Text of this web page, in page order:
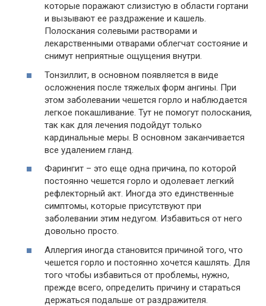
которые поражают слизистую в области гортани
и вызывают ее раздражение и кашель.
Полоскания солевыми растворами и
лекарственными отварами облегчат состояние и
снимут неприятные ощущения внутри.
Тонзиллит, в основном появляется в виде
осложнения после тяжелых форм ангины. При
этом заболевании чешется горло и наблюдается
легкое покашливание. Тут не помогут полоскания,
так как для лечения подойдут только
кардинальные меры. В основном заканчивается
все удалением гланд.
Фарингит – это еще одна причина, по которой
постоянно чешется горло и одолевает легкий
рефлекторный акт. Иногда это единственные
симптомы, которые присутствуют при
заболевании этим недугом. Избавиться от него
довольно просто.
Аллергия иногда становится причиной того, что
чешется горло и постоянно хочется кашлять. Для
того чтобы избавиться от проблемы, нужно,
прежде всего, определить причину и стараться
держаться подальше от раздражителя.